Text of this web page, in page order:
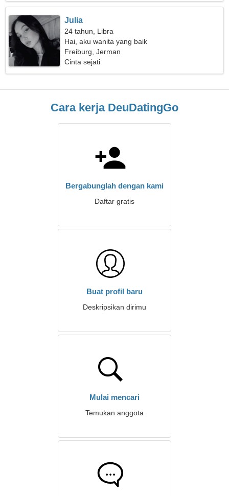
Julia
24 tahun, Libra
Hai, aku wanita yang baik
Freiburg, Jerman
Cinta sejati
Cara kerja DeuDatingGo
Bergabunglah dengan kami
Daftar gratis
Buat profil baru
Deskripsikan dirimu
Mulai mencari
Temukan anggota